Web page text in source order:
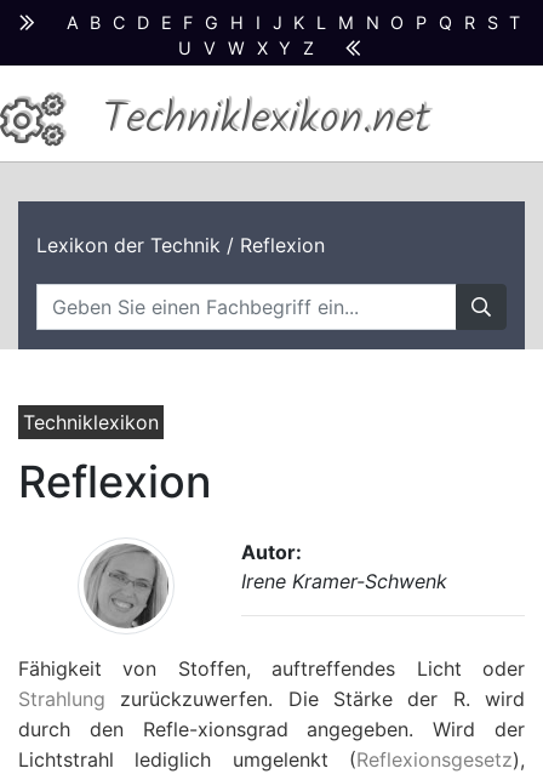
A B C D E F G H I J K L M N O P Q R S T
U
V W X Y Z
Techniklexikon.net
Lexikon der Technik / Reflexion
Techniklexikon
Reflexion
Autor:
Irene Kramer-Schwenk
Fähigkeit von Stoffen, auftreffendes Licht oder
Strahlung zurückzuwerfen. Die Stärke der R. wird
durch den Refle-xionsgrad angegeben. Wird der
Lichtstrahl lediglich umgelenkt (Reflexionsgesetz),